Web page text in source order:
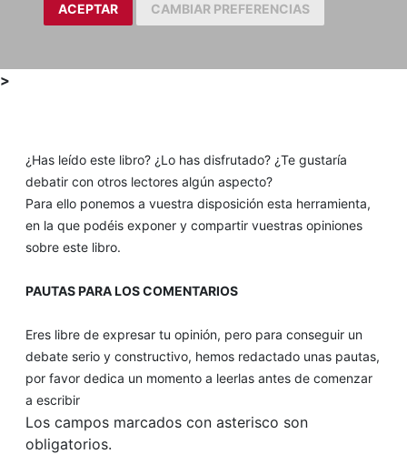
ACEPTAR CAMBIAR PREFERENCIAS
>
¿Has leído este libro? ¿Lo has disfrutado? ¿Te gustaría
debatir con otros lectores algún aspecto?
Para ello ponemos a vuestra disposición esta herramienta,
en la que podéis exponer y compartir vuestras opiniones
sobre este libro.
PAUTAS PARA LOS COMENTARIOS
Eres libre de expresar tu opinión, pero para conseguir un
debate serio y constructivo, hemos redactado unas pautas,
por favor dedica un momento a leerlas antes de comenzar
a escribir
Los campos marcados con asterisco son
obligatorios.